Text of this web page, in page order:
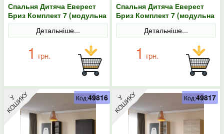
Спальня Дитяча Еверест
Бриз Комплект 7 (модульна
- 4 елементи) венге/дуб
молочнийДетальніше...
1 грн.
Спальня Дитяча Еверест
Бриз Комплект 7 (модульна
- 4 елементи) сонома/
трюфельДетальніше...
1 грн.
Код:49816 Код:49817